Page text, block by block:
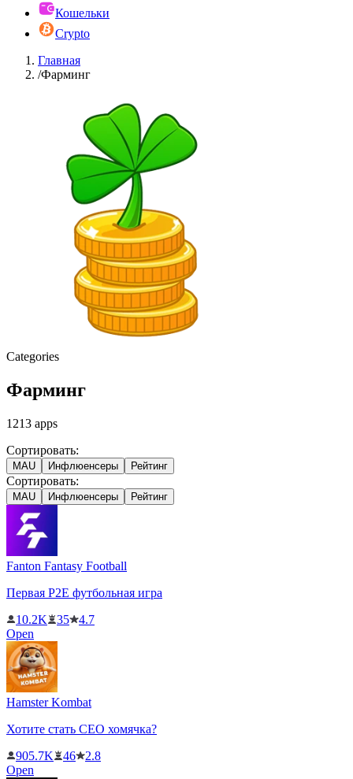
Кошельки
Crypto
Главная
/Фарминг
Categories
Фарминг
1213 apps
Сортировать:
MAU Инфлюенсеры Рейтинг
Сортировать:
MAU Инфлюенсеры Рейтинг
Fanton Fantasy Football
Первая P2E футбольная игра
10.2K
35
4.7
Open
Hamster Kombat
Хотите стать CEO хомячка?
905.7K
46
2.8
Open